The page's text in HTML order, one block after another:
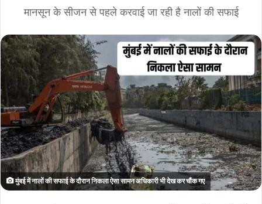
मानसून के सीजन से पहले करवाई जा रही है नालों की सफाई
मुंबई में नालों की सफाई के दौरान निकला ऐसा सामन अधिकारी भी देख कर चौंक गए